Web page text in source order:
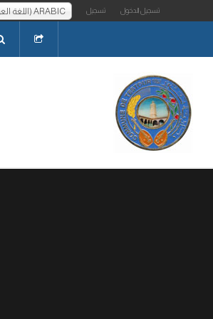
ARABIC (اللغة العربية) تسجيل الدخول تسجيل